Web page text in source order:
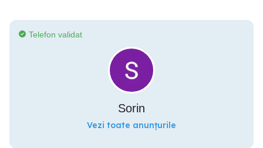
Telefon validat
Sorin
Vezi toate anunțurile